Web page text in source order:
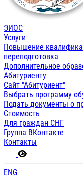
ЭИОС
Услуги
Повышение
переподготовка
Дополнительное
Абитуриенту
Сайт "Абитуриент"
Выбрать программу
Подать документы о
Стоимость
Для граждан СНГ
Группа ВКонтакте
Контакты
ENG